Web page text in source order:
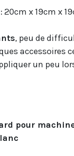
20cm x 19cm x
, peu de
accessoires
un peu
pour